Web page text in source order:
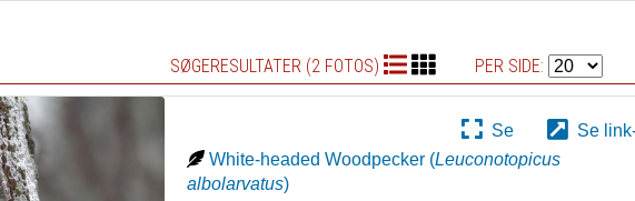
SØGERESULTATER (2 FOTOS) PER SIDE:
Se
Se
White-headed Woodpecker (Leuconotopicus
albolarvatus)